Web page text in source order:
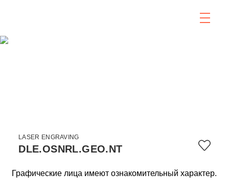
LASER ENGRAVING
DLE.OSNRL.GEO.NT
Графические лица имеют ознакомительный характер.